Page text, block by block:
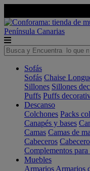
Península Canarias
Sofás
Sofás Chaise
Sillones Sillones
Puffs Puffs
Descanso
Colchones Packs
Canapés y bases
Camas Camas de
Cabeceros
Complementos
Muebles
Armarios Armarios